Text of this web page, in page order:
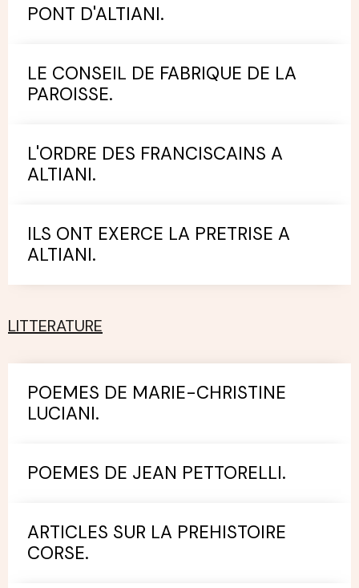
PONT D'ALTIANI.
LE CONSEIL DE FABRIQUE DE LA
PAROISSE.
L'ORDRE DES FRANCISCAINS A
ALTIANI.
ILS ONT EXERCE LA PRETRISE A
ALTIANI.
LITTERATURE
POEMES DE MARIE-CHRISTINE
LUCIANI.
POEMES DE JEAN PETTORELLI.
ARTICLES SUR LA PREHISTOIRE
CORSE.